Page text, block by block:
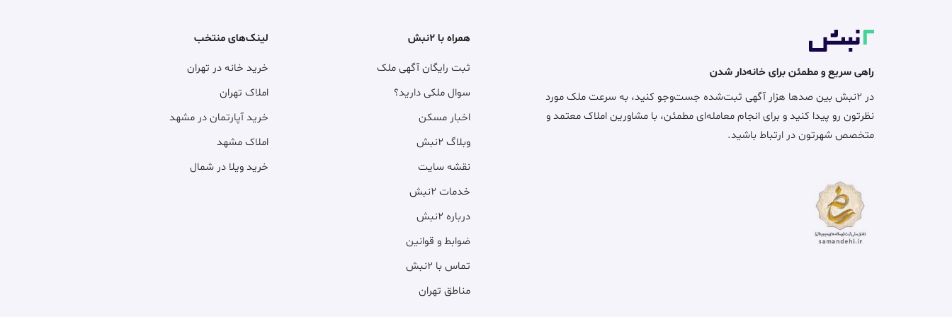
راهی سریع و مطمئن برای خانه‌دار شدن
در ۲نبش بین صدها هزار آگهی ثبت‌شده جست‌وجو کنید، به سرعت ملک مورد
نظرتون رو پیدا کنید و برای انجام معامله‌ای مطمئن، با مشاورین املاک معتمد و
متخصص شهرتون در ارتباط باشید.
همراه با ۲نبش
ثبت رایگان آگهی ملک
سوال ملکی دارید؟
اخبار مسکن
وبلاگ ۲نبش
نقشه سایت
خدمات ۲نبش
درباره ۲نبش
ضوابط و قوانین
تماس با ۲نبش
مناطق تهران
لینک‌های منتخب
خرید خانه در تهران
املاک تهران
خرید آپارتمان در مشهد
املاک مشهد
خرید ویلا در شمال